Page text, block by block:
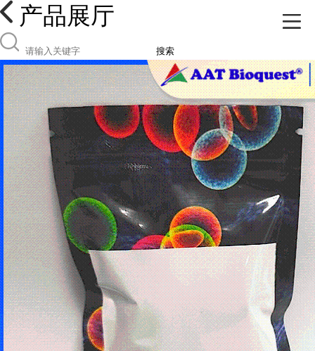
产品展厅
搜索